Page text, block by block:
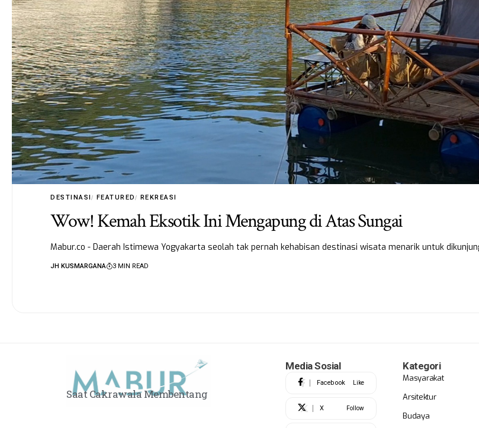
DESTINASI FEATURED REKREASI
Wow! Kemah Eksotik Ini Mengapung di Atas Sungai
Mabur.co - Daerah Istimewa Yogyakarta seolah tak pernah kehabisan destinasi wisata menarik untuk
JH KUSMARGANA 3 MIN READ
Saat Cakrawala Membentang
Media Sosial
Facebook Like
X Follow
Kategori
Masyarakat
Arsitektur
Budaya